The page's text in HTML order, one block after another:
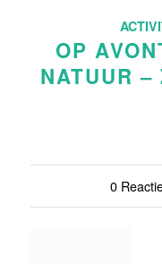
OP
NATUUR
0 /